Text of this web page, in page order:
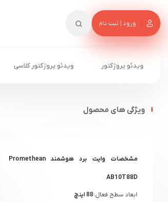
ورود | ثبت نام
ویدئو پروژکتور ویدئو پروژکتور کلاسی
ویژگی های محصول
مشخصات وایت برد هوشمند Promethean
AB10T88D
ابعاد سطح فعال:88 اینچ